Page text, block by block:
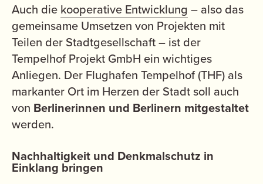
Auch die kooperative Entwicklung – also das
gemeinsame Umsetzen von Projekten mit
Teilen der Stadtgesellschaft – ist der
Tempelhof Projekt GmbH ein wichtiges
Anliegen. Der Flughafen Tempelhof (THF) als
markanter Ort im Herzen der Stadt soll auch
von Berlinerinnen und Berlinern mitgestaltet
werden.
Nachhaltigkeit und Denkmalschutz in
Einklang bringen